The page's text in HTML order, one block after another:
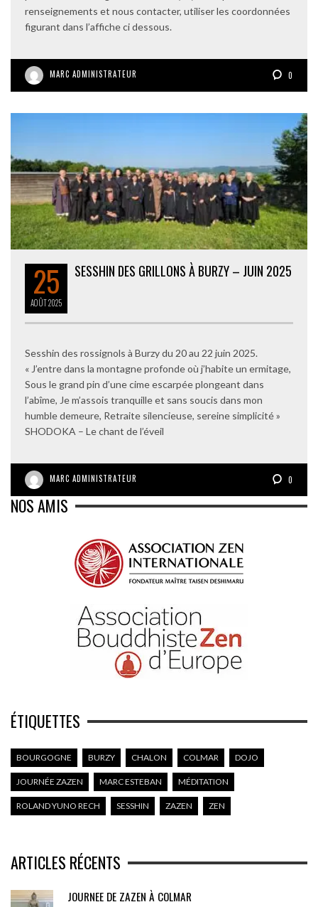
renseignements et nous contacter, utiliser les coordonnées
figurant dans l’affiche ci dessous.
MARC ADMINISTRATEUR 0
25
AOÛT2025
SESSHIN DES GRILLONS À BURZY – JUIN 2025
Sesshin des rossignols à Burzy du 20 au 22 juin 2025.
« J’entre dans la montagne profonde où j’habite un ermitage,
Sous le grand pin d’une cime escarpée plongeant dans
l’abîme, Je m’assois tranquille et sans soucis dans mon
humble demeure, Retraite silencieuse, sereine simplicité »
SHODOKA – Le chant de l’éveil
MARC ADMINISTRATEUR 0
NOS AMIS
ÉTIQUETTES
BOURGOGNE BURZY CHALON COLMAR DOJO
JOURNÉE ZAZEN MARC ESTEBAN MÉDITATION
ROLAND YUNO RECH SESSHIN ZAZEN ZEN
ARTICLES RÉCENTS
JOURNEE DE ZAZEN À COLMAR